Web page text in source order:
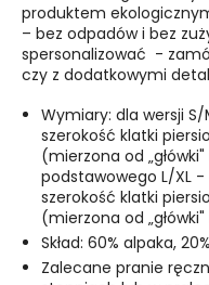
produktem
– bez odpadów i bez
spersonalizować -
czy z dodatkowymi
Wymiary: dla wersji
szerokość klatki
(mierzona od
podstawowego L/XL -
szerokość klatki
(mierzona od
Skład: 60% alpaka,
Zalecane pranie